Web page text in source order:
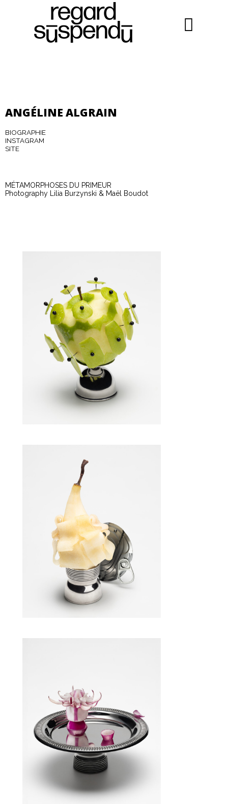
ANGÉLINE ALGRAIN
BIOGRAPHIE
INSTAGRAM
SITE
MÉTAMORPHOSES DU PRIMEUR
Photography Lilia Burzynski & Maël Boudot